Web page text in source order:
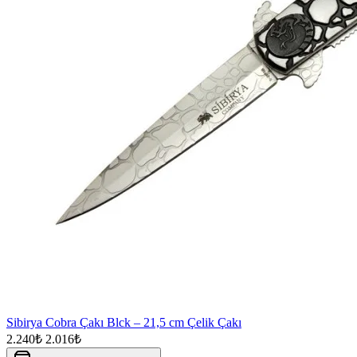
Sibirya Cobra Çakı Blck – 21,5 cm Çelik Çakı
2.240₺ 2.016₺